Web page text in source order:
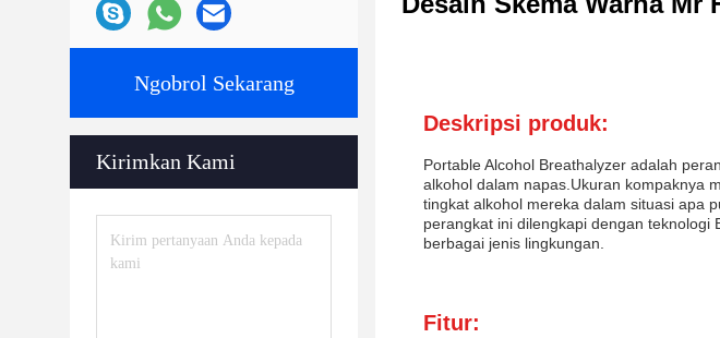
Ngobrol Sekarang
Kirimkan Kami
Deskripsi produk:
Portable Alcohol Breathalyzer adalah
alkohol dalam napas.Ukuran kompaknya
tingkat alkohol mereka dalam situasi apa
perangkat ini dilengkapi dengan
berbagai jenis lingkungan.
Fitur: